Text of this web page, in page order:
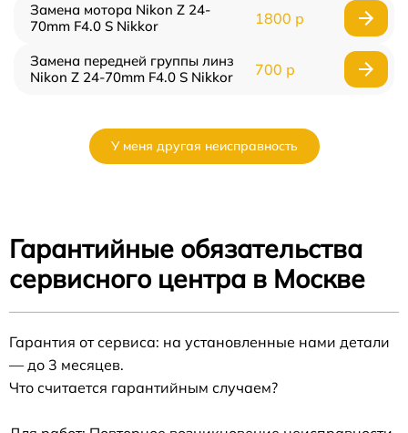
Замена мотора Nikon Z 24-
70mm F4.0 S Nikkor
1800 р
Замена передней группы линз
Nikon Z 24-70mm F4.0 S Nikkor
700 р
У меня другая неисправность
Гарантийные обязательства
сервисного центра в Москве
Гарантия от сервиса: на установленные нами детали
— до 3 месяцев.
Что считается гарантийным случаем?